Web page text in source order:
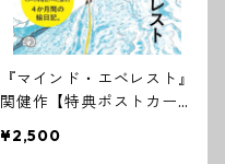
『マインド・エベレスト』
関健作【特典ポストカード
¥2,500